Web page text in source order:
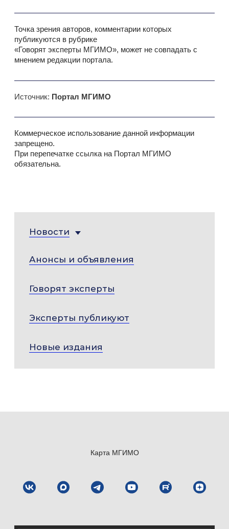
Точка зрения авторов, комментарии которых
публикуются в рубрике
«Говорят эксперты МГИМО», может не совпадать с
мнением редакции портала.
Источник: Портал МГИМО
Коммерческое использование данной информации
запрещено.
При перепечатке ссылка на Портал МГИМО
обязательна.
Новости
Анонсы и объявления
Говорят эксперты
Эксперты публикуют
Новые издания
Карта МГИМО